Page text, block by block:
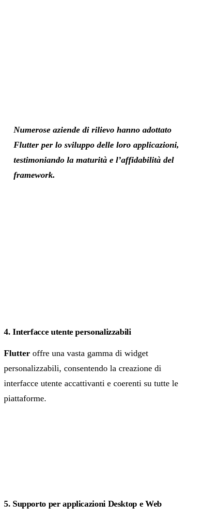
Numerose aziende di rilievo hanno adottato
Flutter per lo sviluppo delle loro applicazioni,
testimoniando la maturità e l’affidabilità del
framework.
4. Interfacce utente personalizzabili
Flutter offre una vasta gamma di widget
personalizzabili, consentendo la creazione di
interfacce utente accattivanti e coerenti su tutte le
piattaforme.
5. Supporto per applicazioni Desktop e Web